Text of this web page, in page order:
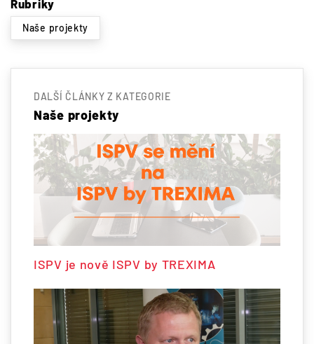
Rubriky
Naše projekty
DALŠÍ ČLÁNKY Z KATEGORIE
Naše projekty
ISPV je nově ISPV by TREXIMA